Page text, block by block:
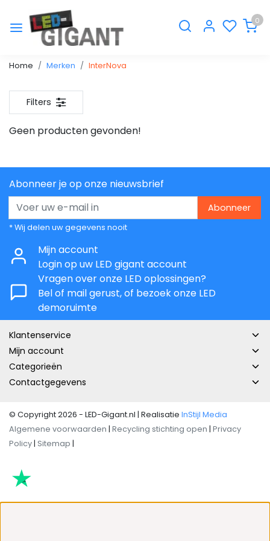
0
Home Merken InterNova
Filters
Geen producten gevonden!
Abonneer je op onze nieuwsbrief
Abonneer
* Wij delen uw gegevens nooit
Mijn account
Login op uw LED gigant account
Vragen over onze LED oplossingen?
Bel of mail gerust, of bezoek onze LED
demoruimte
Klantenservice
Mijn account
Categorieën
Contactgegevens
© Copyright 2026 - LED-Gigant.nl | Realisatie InStijl Media
Algemene voorwaarden | Recycling stichting open | Privacy
Policy | Sitemap |